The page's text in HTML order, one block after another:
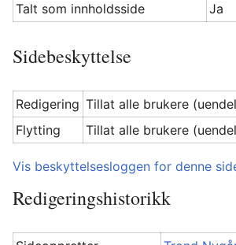
Talt som innholdsside Ja
Sidebeskyttelse
Redigering Tillat alle brukere
Flytting
Tillat alle brukere
Vis beskyttelsesloggen for denne
Redigeringshistorikk